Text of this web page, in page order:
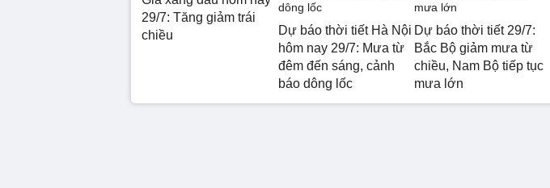
29/7: Tăng giảm trái
chiều
Dự báo thời tiết Hà Nội
hôm nay 29/7: Mưa từ
đêm đến sáng, cảnh
báo dông lốc
Dự báo thời tiết 29/7:
Bắc Bộ giảm mưa từ
chiều, Nam Bộ tiếp tục
mưa lớn